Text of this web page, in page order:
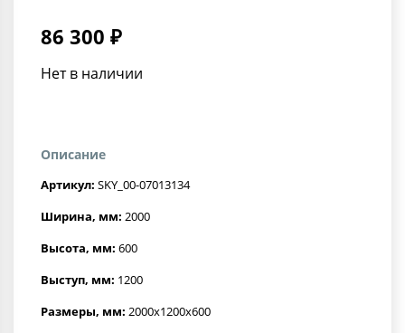
86 300 ₽
Нет в наличии
Описание
Артикул: SKY_00-07013134
Ширина, мм: 2000
Высота, мм: 600
Выступ, мм: 1200
Размеры, мм: 2000x1200x600